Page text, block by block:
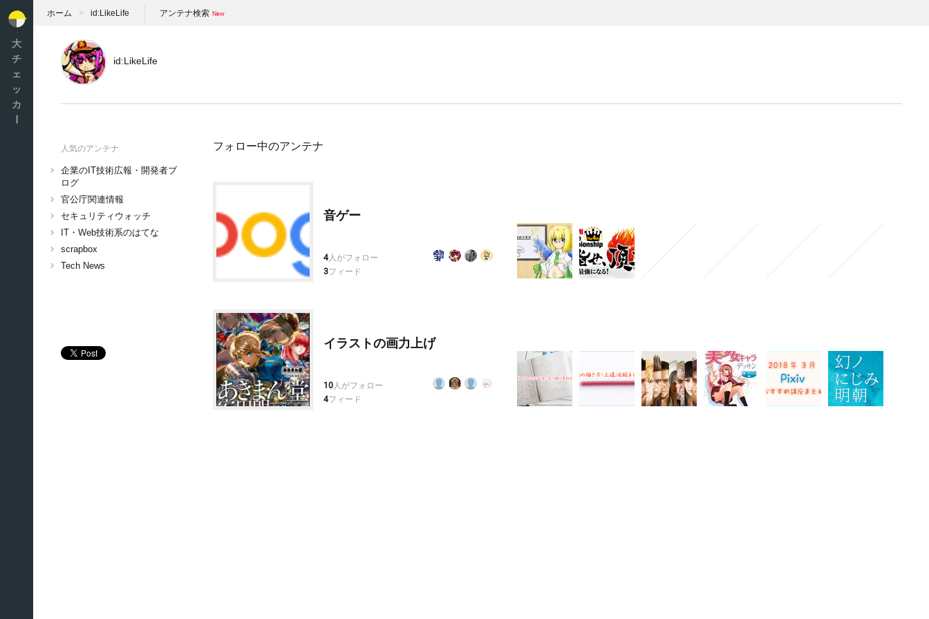
大
チ
ェ
ッ
カ
ホーム id:LikeLife アンテナ検索
id:LikeLife
人気のアンテナ
企業のIT技術広報・開発者ブ
ログ
官公庁関連情報
セキュリティウォッチ
IT・Web技術系のはてな
scrapbox
Tech News
フォロー中のアンテナ
音ゲー
4人がフォロー
3フィード
イラストの画力上げ
10人がフォロー
4フィード